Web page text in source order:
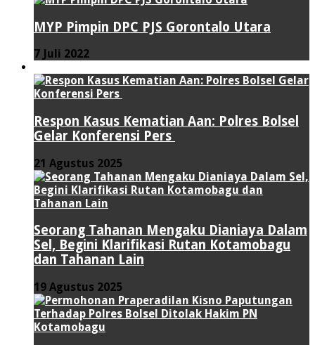
MYP Pimpin DPC PJS Gorontalo Utara
7 Juli 2022
Respon Kasus Kematian Aan: Polres Bolsel
Gelar Konferensi Pers
21 Agustus 2025
Seorang Tahanan Mengaku Dianiaya Dalam
Sel, Begini Klarifikasi Rutan Kotamobagu
dan Tahanan Lain
19 Agustus 2025